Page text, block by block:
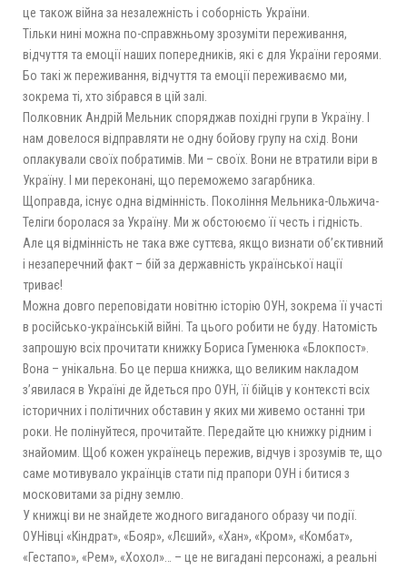
це також війна за незалежність і соборність України.
Тільки нині можна по-справжньому зрозуміти переживання,
відчуття та емоції наших попередників, які є для України героями.
Бо такі ж переживання, відчуття та емоції переживаємо ми,
зокрема ті, хто зібрався в цій залі.
Полковник Андрій Мельник споряджав похідні групи в Україну. І
нам довелося відправляти не одну бойову групу на схід. Вони
оплакували своїх побратимів. Ми – своїх. Вони не втратили віри в
Україну. І ми переконані, що переможемо загарбника.
Щоправда, існує одна відмінність. Покоління Мельника-Ольжича-
Теліги боролася за Україну. Ми ж обстоюємо її честь і гідність.
Але ця відмінність не така вже суттєва, якщо визнати об’єктивний
і незаперечний факт – бій за державність української нації
триває!
Можна довго переповідати новітню історію ОУН, зокрема її участі
в російсько-українській війні. Та цього робити не буду. Натомість
запрошую всіх прочитати книжку Бориса Гуменюка «Блокпост».
Вона – унікальна. Бо це перша книжка, що великим накладом
з’явилася в Україні де йдеться про ОУН, її бійців у контексті всіх
історичних і політичних обставин у яких ми живемо останні три
роки. Не полінуйтеся, прочитайте. Передайте цю книжку рідним і
знайомим. Щоб кожен українець пережив, відчув і зрозумів те, що
саме мотивувало українців стати під прапори ОУН і битися з
московитами за рідну землю.
У книжці ви не знайдете жодного вигаданого образу чи події.
ОУНівці «Кіндрат», «Бояр», «Лєший», «Хан», «Кром», «Комбат»,
«Гестапо», «Рем», «Хохол»… – це не вигадані персонажі, а реальні